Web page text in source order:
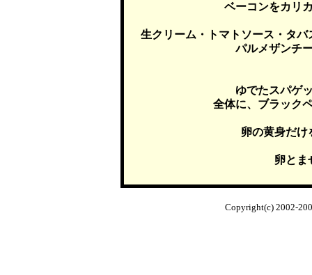
ベーコンをカリ
生クリーム・トマトソース・タ
パルメザンチ
ゆでたスパゲッテ
全体に、ブラック
卵の黄身だけ
卵とま
Copyright(c) 2002-